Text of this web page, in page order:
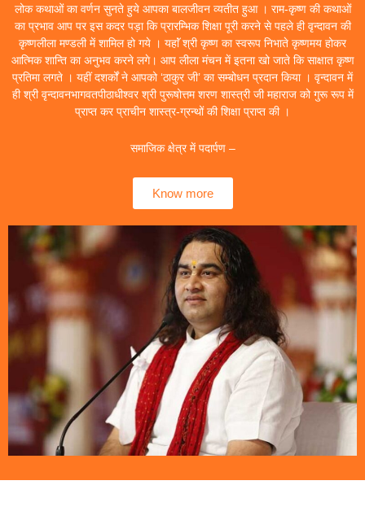
लोक कथाओं का वर्णन सुनते हुये आपका बालजीवन व्यतीत हुआ । राम-कृष्ण की कथाओं
का प्रभाव आप पर इस कदर पड़ा कि प्रारम्भिक शिक्षा पूरी करने से पहले ही वृन्दावन की
कृष्णलीला मण्डली में शामिल हो गये । यहाॅं श्री कृष्ण का स्वरूप निभाते कृष्णमय होकर
आत्मिक शान्ति का अनुभव करने लगे। आप लीला मंचन में इतना खो जाते कि साक्षात कृष्ण
प्रतिमा लगते । यहीं दशर्कों ने आपको ‘ठाकुर जी’ का सम्बोधन प्रदान किया । वृन्दावन में
ही श्री वृन्दावनभागवतपीठाधीश्वर श्री पुरूषोत्तम शरण शास्त्री जी महाराज को गुरू रूप में
प्राप्त कर प्राचीन शास्त्र-ग्रन्थों की शिक्षा प्राप्त की ।
समाजिक क्षेत्र में पदार्पण –
Know more